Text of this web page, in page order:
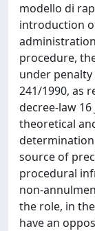
modello di
introduction
procedure,
under penalty
241/1990, as
decree-law 16
theoretical
source of
procedural
non-
the role, in
have an